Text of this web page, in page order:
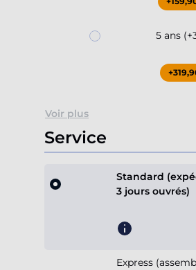
5 ans
Voir plus
Service
Standard
3 jours ouvrés)
Express